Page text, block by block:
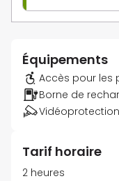
Équipements
Accès pour les
Borne de
Vidéoprotection
Tarif horaire
2 heures